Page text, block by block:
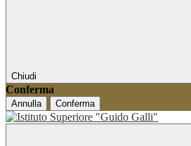
Chiudi
Conferma
Annulla Conferma